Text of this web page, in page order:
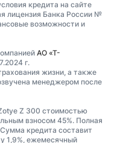
кредита на сайте
лицензия Банка России №
возможности и
АО «Т-
г.
жизни, а также
менеджером после
Z 300 стоимостью
взносом 45%. Полная
кредита составит
1,9%, ежемесячный